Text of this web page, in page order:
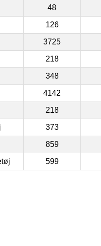
48
126
3725
218
348
4142
218
373
859
599